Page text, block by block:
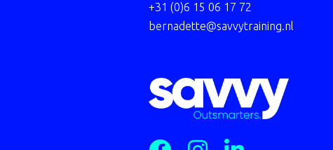
+31 (0)6 15 06 17 72
bernadette@savvytraining.nl